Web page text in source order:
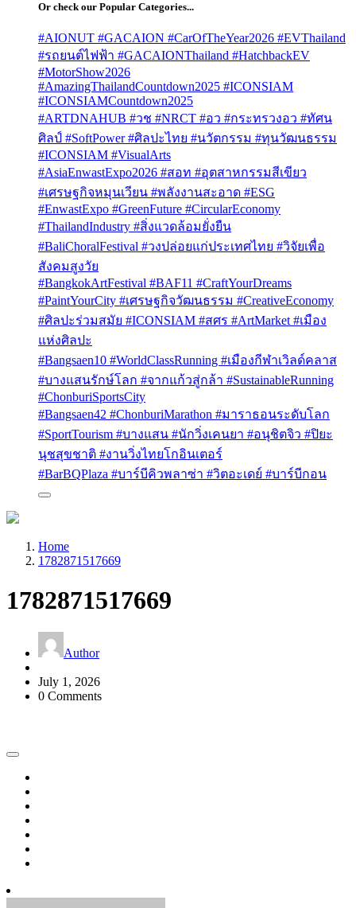
Or check our Popular Categories...
#AIONUT #GACAION #CarOfTheYear2026 #EVThailand
#รถยนต์ไฟฟ้า #GACAIONThailand #HatchbackEV
#MotorShow2026
#AmazingThailandCountdown2025 #ICONSIAM
#ICONSIAMCountdown2025
#ARTDNAHUB #วช #NRCT #อว #กระทรวงอว #ทัศน
ศิลป์ #SoftPower #ศิลปะไทย #นวัตกรรม #ทุนวัฒนธรรม
#ICONSIAM #VisualArts
#AsiaEnwastExpo2026 #สอท #อุตสาหกรรมสีเขียว
#เศรษฐกิจหมุนเวียน #พลังงานสะอาด #ESG
#EnwastExpo #GreenFuture #CircularEconomy
#ThailandIndustry #สิ่งแวดล้อมยั่งยืน
#BaliChoralFestival #วงปล่อยแก่ประเทศไทย #วิจัยเพื่อ
สังคมสูงวัย
#BangkokArtFestival #BAF11 #CraftYourDreams
#PaintYourCity #เศรษฐกิจวัฒนธรรม #CreativeEconomy
#ศิลปะร่วมสมัย #ICONSIAM #สศร #ArtMarket #เมือง
แห่งศิลปะ
#Bangsaen10 #WorldClassRunning #เมืองกีฬาเวิลด์คลาส
#บางแสนรักษ์โลก #จากแก้วสู่กล้า #SustainableRunning
#ChonburiSportsCity
#Bangsaen42 #ChonburiMarathon #มาราธอนระดับโลก
#SportTourism #บางแสน #นักวิ่งเคนยา #อนุชิตจิว #ปิยะ
นุชสุขชาติ #งานวิ่งไทยโกอินเตอร์
#BarBQPlaza #บาร์บีคิวพลาซ่า #วิตอะเดย์ #บาร์บีกอน
Home
1782871517669
1782871517669
Author
July 1, 2026
0 Comments